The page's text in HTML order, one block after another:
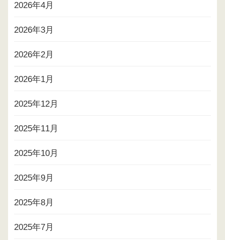
2026年4月
2026年3月
2026年2月
2026年1月
2025年12月
2025年11月
2025年10月
2025年9月
2025年8月
2025年7月